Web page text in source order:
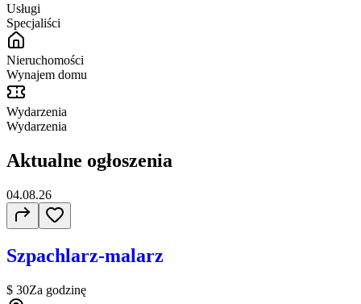
Usługi
Specjaliści
Nieruchomości
Wynajem domu
Wydarzenia
Wydarzenia
Aktualne ogłoszenia
04.08.26
Szpachlarz-malarz
$ 30Za godzinę